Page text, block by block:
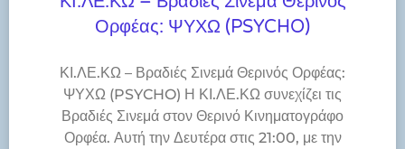
Ορφέας: ΨΥΧΩ (PSYCHO)
ΚΙ.ΛΕ.ΚΩ – Βραδιές Σινεμά Θερινός Ορφέας:
ΨΥΧΩ (PSYCHO) Η ΚΙ.ΛΕ.ΚΩ συνεχίζει τις
Βραδιές Σινεμά στον Θερινό Κινηματογράφο
Ορφέα. Αυτή την Δευτέρα στις 21:00, με την